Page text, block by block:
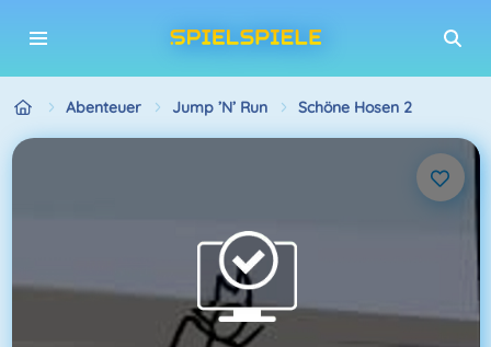
Abenteuer Jump ’n’ Run Schöne Hosen 2